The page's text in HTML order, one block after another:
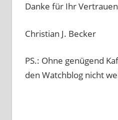
Danke für Ihr
Christian J. Becker
PS.: Ohne genügend
den Watchblog nicht